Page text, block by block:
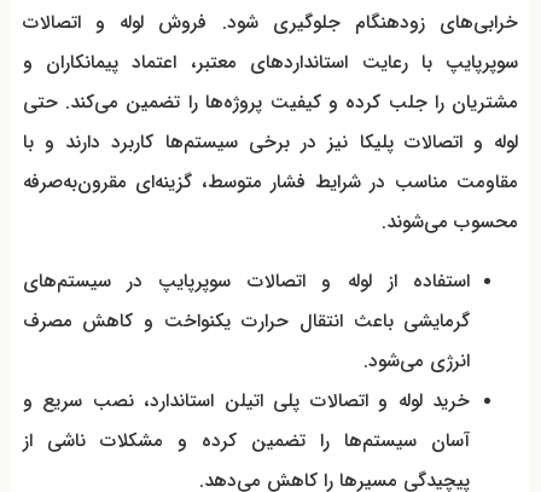
خرابی‌های زودهنگام جلوگیری شود. فروش لوله و اتصالات
سوپرپایپ با رعایت استانداردهای معتبر، اعتماد پیمانکاران و
مشتریان را جلب کرده و کیفیت پروژه‌ها را تضمین می‌کند. حتی
لوله و اتصالات پلیکا نیز در برخی سیستم‌ها کاربرد دارند و با
مقاومت مناسب در شرایط فشار متوسط، گزینه‌ای مقرون‌به‌صرفه
محسوب می‌شوند.
استفاده از لوله و اتصالات سوپرپایپ در سیستم‌های
گرمایشی باعث انتقال حرارت یکنواخت و کاهش مصرف
انرژی می‌شود.
خرید لوله و اتصالات پلی اتیلن استاندارد، نصب سریع و
آسان سیستم‌ها را تضمین کرده و مشکلات ناشی از
پیچیدگی مسیرها را کاهش می‌دهد.